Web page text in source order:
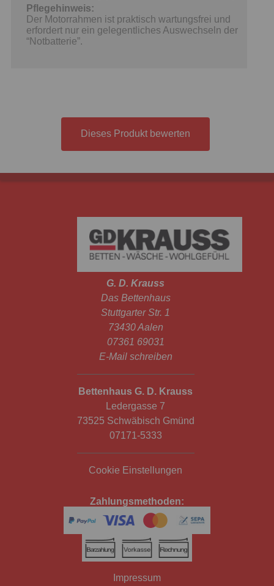
Pflegehinweis:
Der Motorrahmen ist praktisch wartungsfrei und
erfordert nur ein gelegentliches Auswechseln der
“Notbatterie”.
Dieses Produkt bewerten
G. D. Krauss
Das Bettenhaus
Stuttgarter Str. 1
73430 Aalen
07361 69031
E-Mail schreiben
Bettenhaus G. D. Krauss
Ledergasse 7
73525 Schwäbisch Gmünd
07171-5333
Cookie Einstellungen
Zahlungsmethoden:
Impressum